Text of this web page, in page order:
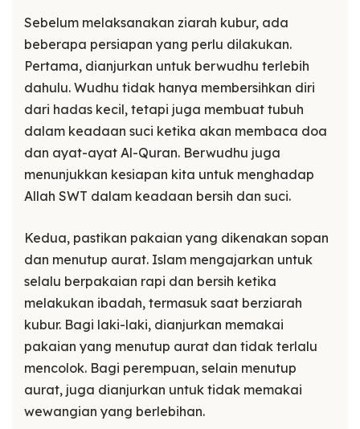
Sebelum melaksanakan ziarah kubur, ada
beberapa persiapan yang perlu dilakukan.
Pertama, dianjurkan untuk berwudhu terlebih
dahulu. Wudhu tidak hanya membersihkan diri
dari hadas kecil, tetapi juga membuat tubuh
dalam keadaan suci ketika akan membaca doa
dan ayat-ayat Al-Quran. Berwudhu juga
menunjukkan kesiapan kita untuk menghadap
Allah SWT dalam keadaan bersih dan suci.
Kedua, pastikan pakaian yang dikenakan sopan
dan menutup aurat. Islam mengajarkan untuk
selalu berpakaian rapi dan bersih ketika
melakukan ibadah, termasuk saat berziarah
kubur. Bagi laki-laki, dianjurkan memakai
pakaian yang menutup aurat dan tidak terlalu
mencolok. Bagi perempuan, selain menutup
aurat, juga dianjurkan untuk tidak memakai
wewangian yang berlebihan.